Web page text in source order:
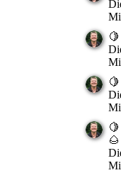
🌰